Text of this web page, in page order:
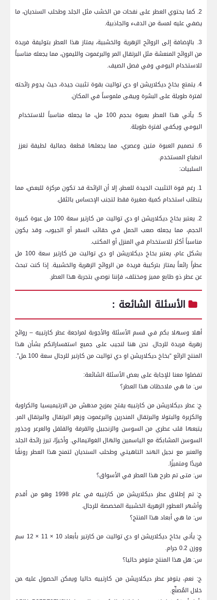
2.‌ كما يحتوي العطر على نفحات من الخشب مثل الجلد وطحلب السنديان، ⁢ما
يضفي ⁢عليه لمسة من ⁤الدفء ‍والجاذبية.
3. بالإضافة إلى الروائح الزهرية والخشبية، يمتاز هذا ​العطر بتوليفة فريدة
من الروائح المنعشة ‌مثل البرتقال المر‍ والبرغموت والليمون، مما يجعله مناسباً
للاستخدام اليومي ‌وفي فصل الصيف.
4. يتمتع بخاخ ديكلاريشن او ⁣دي تواليت ⁢بقوة تثبيت جيدة، حيث ‌يدوم رائحته
لفترة طويلة على البشرة ويبقى ملموساً في ​المكان.
5. يأتي هذا العطر بعبوة بحجم 100 مل، ما يجعله مناسباً للاستخدام ​
اليومي ويكفي لفترة طويلة.
6. تصميم العبوة متين​ وعصري، مما يجعلها قطعة جمالية لطيفة تعزز ​
انطباع المستخدم.
السلبيات:
1. رغم قوة⁤ التثبيت الجيدة⁢ للعطر،‌ إلا أن الرائحة قد ‌تكون مركزة للبعض، مما
يتطلب ‌استخدام كمية صغيرة فقط لتجنب الإحساس بالثقل.
2. يعتبر بخاخ ديكلاريشن او دي ⁣تواليت من كارتير​ سعة 100 مل عبوة ‌كبيرة
الحجم، ​مما⁤ يجعله صعب الحمل ⁣في حقائب ⁤السفر أو ⁣الجيوب، وقد يكون
مناسباً أكثر للاستخدام في المنزل أو المكتب.
بشكل ⁤عام، يعتبر بخاخ ديكلاريشن او دي​ تواليت من‌ كارتير سعة⁢ 100 ⁢مل
عطراً رائعاً يمتاز بتركيبة فريدة من الروائح الزهرية والخشبية. ⁤إذا كنت​ تبحث
عن عطر ذو طابع مميز ومختلف، فإننا نوصي بتجربة هذا⁤ العطر.
الأسئلة‍ الشائعة :
أهلا وسهلا‌ بكم في قسم الأسئلة والأجوبة لمراجعة عطر ⁣كارتييه – روائح
زهرية⁤ فريدة للرجال. نحن هنا لنجيب على جميع استفساراتكم بشأن هذا
المنتج الرائع‌ “بخاخ ‌ديكلاريشن او دي تواليت من ‌كارتير ​للرجال سعة 100 ‍مل”.
تفضلوا ⁤معنا للإجابة على بعض الأسئلة الشائعة:
س: ما هي⁣ ملاحظات ⁣هذا العطر؟
ج: عطر ديكلاريشن من كارتييه يفتح‌ بمزيج مدهش من الارتيميسيا⁣ والكراوية
والكزبرة والبتولا​ والبرتقال المندرين والبرغموت وزهر البرتقال والبرتقال المر.
يتبعها قلب عطري من السوسن والزنجبيل والقرفة والفلفل والعرعر وجذور
السوسن المشابكة مع الياسمين والهال​ الغواتيمالي. ⁣وأخيرًا، تبرز رائحة الجلد
والعنبر مع نجيل الهند التاهيتي وطحلب السنديان‌ لتمنح ⁣هذا العطر⁢ رونقًا
فريدًا ومتميزًا.
س: متى تم طرح هذا العطر في ⁢الأسواق؟
ج: تم إطلاق عطر⁢ ديكلاريشن من كارتييه في عام 1998 ⁢وهو من​ أقدم
وأشهر العطور الزهرية ⁤الخشبية المخصصة للرجال.
س: ما⁤ هي أبعاد ⁢هذا المنتج؟
ج: يأتي بخاخ ديكلاريشن او دي تواليت من كارتير⁤ بأبعاد​ 10 ‍× ⁤11 ×​ 12 سم
ووزن 0.2 جرام.
س: هل هذا المنتج متوفر حاليا؟
ج: نعم، يتوفر عطر ديكلاريشن من كارتييه حاليا ويمكن ​الحصول عليه ‍من
خلال المُصنِّع.